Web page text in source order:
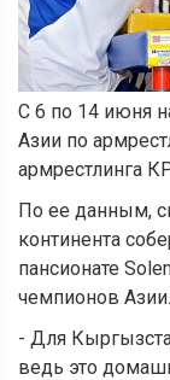
С 6 по 14 июня
Азии по
армрестлинга
По ее данным,
континента
пансионате
чемпионов Азии.
- Для
ведь это